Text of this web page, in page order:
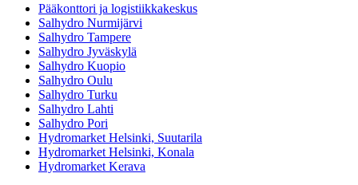
Pääkonttori ja logistiikkakeskus
Salhydro Nurmijärvi
Salhydro Tampere
Salhydro Jyväskylä
Salhydro Kuopio
Salhydro Oulu
Salhydro Turku
Salhydro Lahti
Salhydro Pori
Hydromarket Helsinki, Suutarila
Hydromarket Helsinki, Konala
Hydromarket Kerava